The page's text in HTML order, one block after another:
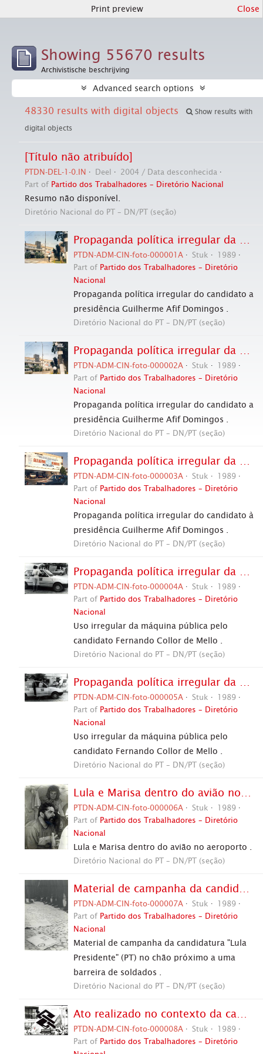
Print preview Close
Showing 55670 results
Archivistische beschrijving
Advanced search options
48330 results with digital objects
Show results with
digital objects
[Título não atribuído]
PTDN-DEL-1-0.IN Deel
2004 / Data desconhecida
Part of Partido dos Trabalhadores – Diretório Nacional
Resumo não disponível.
Diretório Nacional do PT – DN/PT (seção)
Propaganda política irregular da candidatura “Afif Presidente” (PL) nas eleições de 1989 (São Paulo-SP, 1989). / Crédito: Autoria desconhecida
PTDN-ADM-CIN-foto-000001A Stuk
1989
Part of Partido dos Trabalhadores – Diretório
Nacional
Propaganda política irregular do candidato a
presidência Guilherme Afif Domingos .
Diretório Nacional do PT – DN/PT (seção)
Propaganda política irregular da candidatura “Afif Presidente” (PL) nas eleições de 1989 (São Paulo-SP, 1989). / Crédito: Autoria desconhecida
PTDN-ADM-CIN-foto-000002A Stuk
1989
Part of Partido dos Trabalhadores – Diretório
Nacional
Propaganda política irregular do candidato a
presidência Guilherme Afif Domingos .
Diretório Nacional do PT – DN/PT (seção)
Propaganda política irregular da candidatura “Afif Presidente” (PL) nas eleições de 1989 (São Paulo-SP, 1989). / Crédito: Autoria desconhecida
PTDN-ADM-CIN-foto-000003A Stuk
1989
Part of Partido dos Trabalhadores – Diretório
Nacional
Propaganda política irregular do candidato à
presidência Guilherme Afif Domingos .
Diretório Nacional do PT – DN/PT (seção)
Propaganda política irregular da candidatura “Afif Presidente” (PL) nas eleições de 1989 (Palmas-TO, 1989). / Crédito: Autoria desconhecida
PTDN-ADM-CIN-foto-000004A Stuk
1989
Part of Partido dos Trabalhadores – Diretório
Nacional
Uso irregular da máquina pública pelo
candidato Fernando Collor de Mello .
Diretório Nacional do PT – DN/PT (seção)
Propaganda política irregular da candidatura “Afif Presidente” (PL) nas eleições de 1989 (Palmas-TO, 1989). / Crédito: Autoria desconhecida
PTDN-ADM-CIN-foto-000005A Stuk
1989
Part of Partido dos Trabalhadores – Diretório
Nacional
Uso irregular da máquina pública pelo
candidato Fernando Collor de Mello .
Diretório Nacional do PT – DN/PT (seção)
Lula e Marisa dentro do avião no aeroporto, no contexto da campanha de 1989 (João Pessoa-PB, 1989). / Crédito: Autoria desconhecida .
PTDN-ADM-CIN-foto-000006A Stuk
1989
Part of Partido dos Trabalhadores – Diretório
Nacional
Lula e Marisa dentro do avião no aeroporto .
Diretório Nacional do PT – DN/PT (seção)
Material de campanha da candidatura "Lula Presidente" (PT) no chão próximo a uma barreira de soldados, no contexto da camanha eleitoral de 1989 (Vitória da Conquista-BA, 1989). / Crédito: J C d'Almeida .
PTDN-ADM-CIN-foto-000007A Stuk
1989
Part of Partido dos Trabalhadores – Diretório
Nacional
Material de campanha da candidatura "Lula
Presidente" (PT) no chão próximo a uma
barreira de soldados .
Diretório Nacional do PT – DN/PT (seção)
Ato realizado no contexto da campanha eleitoral de 1989 (São Paulo-SP, 1989). / Crédito: J C d'Almeida .
PTDN-ADM-CIN-foto-000008A Stuk
1989
Part of Partido dos Trabalhadores – Diretório